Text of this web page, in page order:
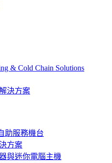
& Cold Chain Solutions
決方案
助服務機台
方案
與迷你電腦主機